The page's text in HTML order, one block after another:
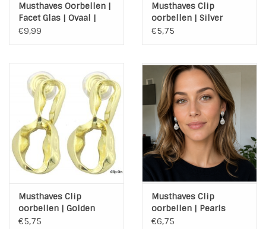
Musthaves Oorbellen |
Facet Glas | Ovaal |
Mint
€9,99
Musthaves Clip
oorbellen | Silver
Chain
€5,75
Musthaves Clip
oorbellen | Golden
Chain
€5,75
Musthaves Clip
oorbellen | Pearls
€6,75